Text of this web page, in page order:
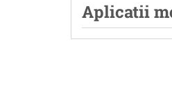
Aplicatii